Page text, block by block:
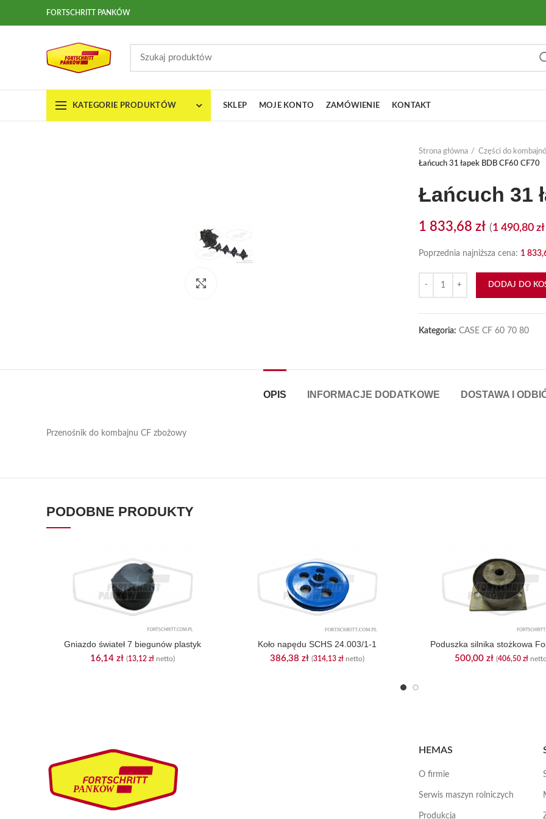
FORTSCHRITT PANKÓW
KATEGORIE PRODUKTÓW SKLEP MOJE KONTO ZAMÓWIENIE KONTAKT
Strona główna Części do
Łańcuch 31 łapek BDB CF60 CF70
Łańcuch 31
1 833,68 zł (1 490,80 zł
Poprzednia najniższa cena: 1
DODAJ DO
Kategoria: CASE CF 60 70 80
OPIS INFORMACJE DODATKOWE DOSTAWA I
Przenośnik do kombajnu CF zbożowy
PODOBNE PRODUKTY
Gniazdo świateł 7 biegunów plastyk
16,14 zł (13,12 zł netto)
Koło napędu SCHS 24.003/1-1
386,38 zł (314,13 zł netto)
Poduszka silnika stożkowa
500,00 zł (406,50 zł
HEMAS
O firmie
Serwis maszyn rolniczych
Produkcja